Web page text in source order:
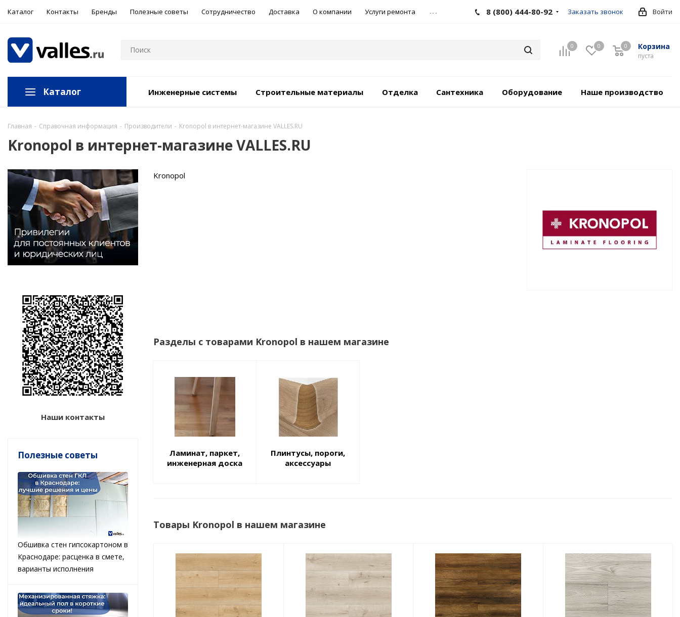
Каталог Контакты Бренды Полезные советы Сотрудничество Доставка О компании Услуги ремонта ... Войти
8 (800) 444-80-92 Заказать звонок
0 0 Корзина
пуста
0
Каталог Инженерные системы Строительные материалы Отделка Сантехника Оборудование Наше производство
Главная - Справочная информация - Производители - Kronopol в интернет-магазине VALLES.RU
Kronopol в интернет-магазине VALLES.RU
Kronopol
Разделы с товарами Kronopol в нашем магазине
Ламинат, паркет,
инженерная доска
Плинтусы, пороги,
аксессуары
Товары Kronopol в нашем магазине
Наши контакты
Полезные советы
Обшивка стен гипсокартоном в
Краснодаре: расценка в смете,
варианты исполнения